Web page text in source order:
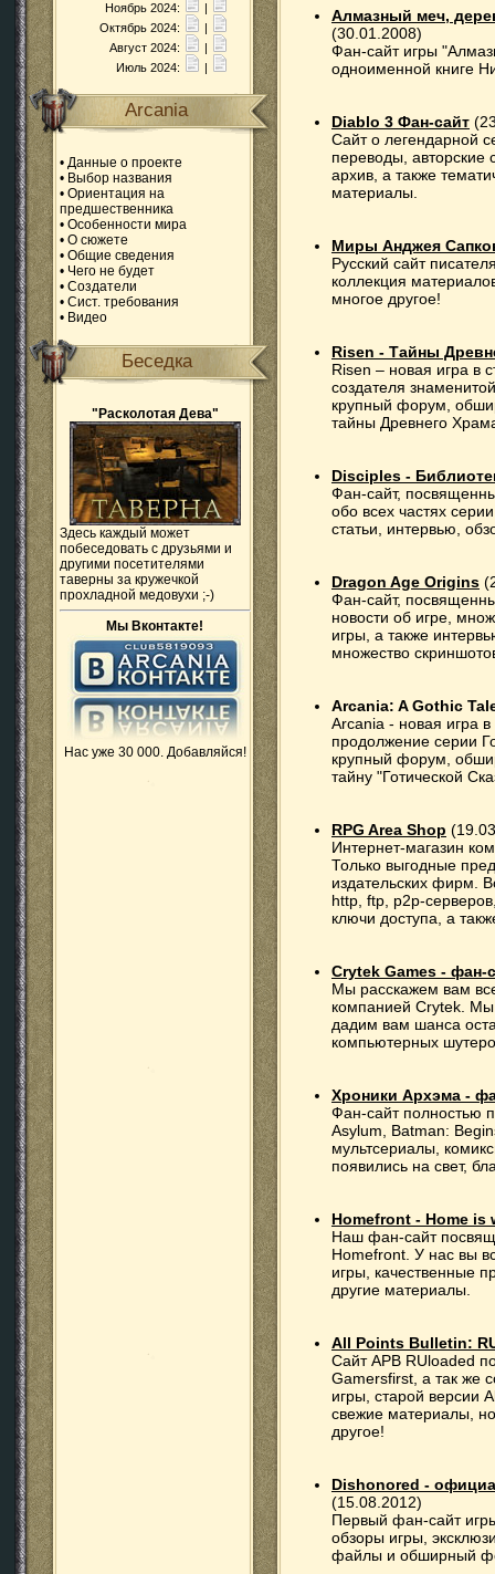
Ноябрь 2024:
|
Октябрь 2024:
|
Август 2024:
|
Июль 2024:
|
Arcania
• Данные о проекте
• Выбор названия
• Ориентация на
предшественника
• Особенности мира
• О сюжете
• Общие сведения
• Чего не будет
• Создатели
• Сист. требования
• Видео
Беседка
"Расколотая Дева"
Здесь каждый может
побеседовать с друзьями и
другими посетителями
таверны за кружечкой
прохладной медовухи ;-)
Мы Вконтакте!
Нас уже 30 000. Добавляйся!
Алмазный меч,
(30.01.2008)
Фан-сайт игры
одноименной книге
Diablo 3 Фан-сайт
Сайт о легендарной
переводы, авторские
архив, а также
материалы.
Миры Анджея
Русский сайт
коллекция
многое другое!
Risen - Тайны
Risen – новая игра в
создателя
крупный форум,
тайны Древнего
Disciples -
Фан-сайт,
обо всех частях
статьи, интервью,
Dragon Age Origins
Фан-сайт,
новости об игре,
игры, а также
множество
Arcania: A Gothic
Arcania - новая игра
продолжение серии
крупный форум,
тайну "Готической
RPG Area Shop
Интернет-магазин
Только выгодные
издательских фирм.
http, ftp, p2p-
ключи доступа, а
Crytek Games - фан-
Мы расскажем вам
компанией Crytek.
дадим вам шанса
компьютерных
Хроники Архэма -
Фан-сайт полностью
Asylum, Batman:
мультсериалы,
появились на свет,
Homefront - Home is
Наш фан-сайт
Homefront. У нас вы
игры, качественные
другие материалы.
All Points Bulletin:
Сайт APB RUloaded
Gamersfirst, а так же
игры, старой версии
свежие материалы,
другое!
Dishonored -
(15.08.2012)
Первый фан-сайт
обзоры игры,
файлы и обширный